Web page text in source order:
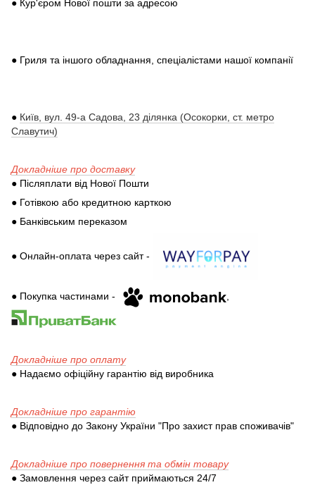
● Кур'єром Нової пошти за адресою
● Гриля та іншого обладнання, спеціалістами нашої компанії
● Київ, вул. 49-а Садова, 23 ділянка (Осокорки, ст. метро
Славутич)
Докладніше про доставку
● Післяплати від Нової Пошти
● Готівкою або кредитною карткою
● Банківським переказом
● Онлайн-оплата через сайт -
● Покупка частинами - ,
Докладніше про оплату
● Надаємо офіційну гарантію від виробника
Докладніше про гарантію
● Відповідно до Закону України "Про захист прав споживачів"
Докладніше про повернення та обмін товару
● Замовлення через сайт приймаються 24/7